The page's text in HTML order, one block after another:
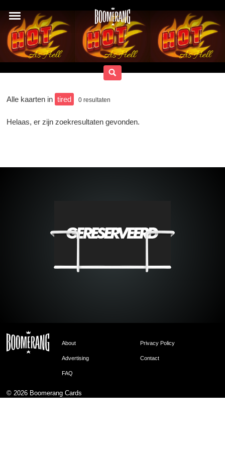
Alle kaarten in tired 0 resultaten
Helaas, er zijn zoekresultaten gevonden.
About Privacy Policy
Advertising Contact
FAQ
© 2026 Boomerang Cards